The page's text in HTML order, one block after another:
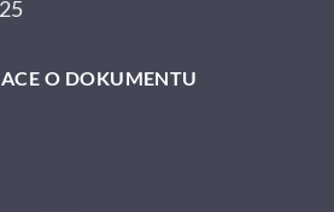
O DOKUMENTU